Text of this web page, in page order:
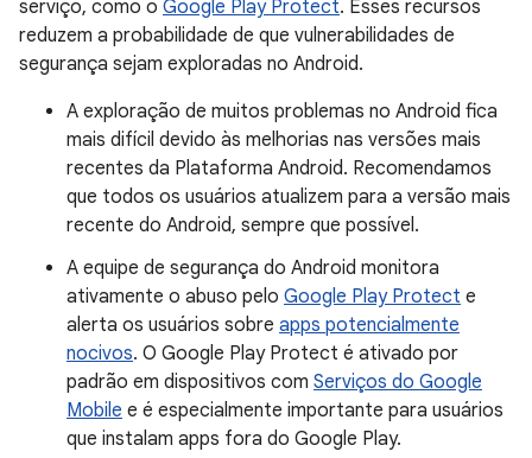
serviço, como o Google Play Protect. Esses recursos
reduzem a probabilidade de que vulnerabilidades de
segurança sejam exploradas no Android.
A exploração de muitos problemas no Android fica
mais difícil devido às melhorias nas versões mais
recentes da Plataforma Android. Recomendamos
que todos os usuários atualizem para a versão mais
recente do Android, sempre que possível.
A equipe de segurança do Android monitora
ativamente o abuso pelo Google Play Protect e
alerta os usuários sobre apps potencialmente
nocivos. O Google Play Protect é ativado por
padrão em dispositivos com Serviços do Google
Mobile e é especialmente importante para usuários
que instalam apps fora do Google Play.